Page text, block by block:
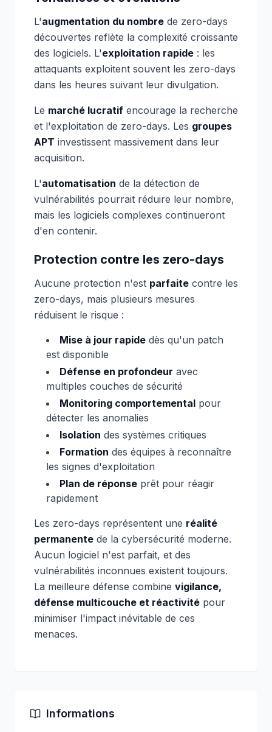
L'augmentation du nombre de zero-days
découvertes reflète la complexité croissante
des logiciels. L'exploitation rapide : les
attaquants exploitent souvent les zero-days
dans les heures suivant leur divulgation.
Le marché lucratif encourage la recherche
et l'exploitation de zero-days. Les groupes
APT investissent massivement dans leur
acquisition.
L'automatisation de la détection de
vulnérabilités pourrait réduire leur nombre,
mais les logiciels complexes continueront
d'en contenir.
Protection contre les zero-days
Aucune protection n'est parfaite contre les
zero-days, mais plusieurs mesures
réduisent le risque :
Mise à jour rapide dès qu'un patch
est disponible
Défense en profondeur avec
multiples couches de sécurité
Monitoring comportemental pour
détecter les anomalies
Isolation des systèmes critiques
Formation des équipes à reconnaître
les signes d'exploitation
Plan de réponse prêt pour réagir
rapidement
Les zero-days représentent une réalité
permanente de la cybersécurité moderne.
Aucun logiciel n'est parfait, et des
vulnérabilités inconnues existent toujours.
La meilleure défense combine vigilance,
défense multicouche et réactivité pour
minimiser l'impact inévitable de ces
menaces.
Informations